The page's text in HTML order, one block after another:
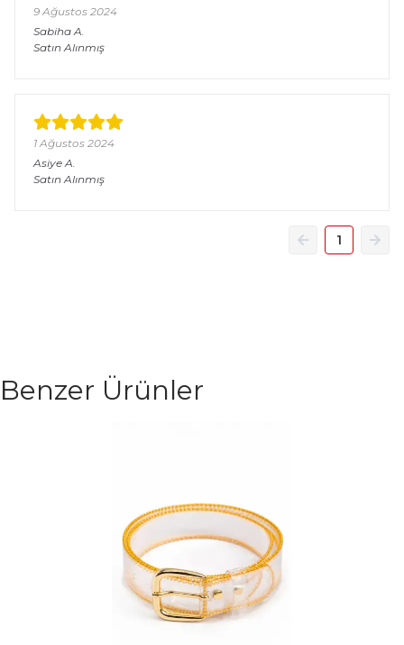
9 Ağustos 2024
Sabiha A.
Satın Alınmış
1 Ağustos 2024
AsiyeA.
Satın Alınmış
1
Benzer Ürünler